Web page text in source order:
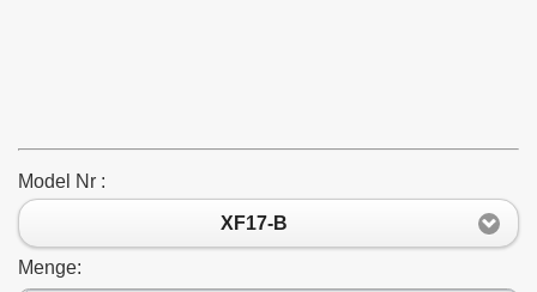
Model Nr :
XF17-B
Menge: